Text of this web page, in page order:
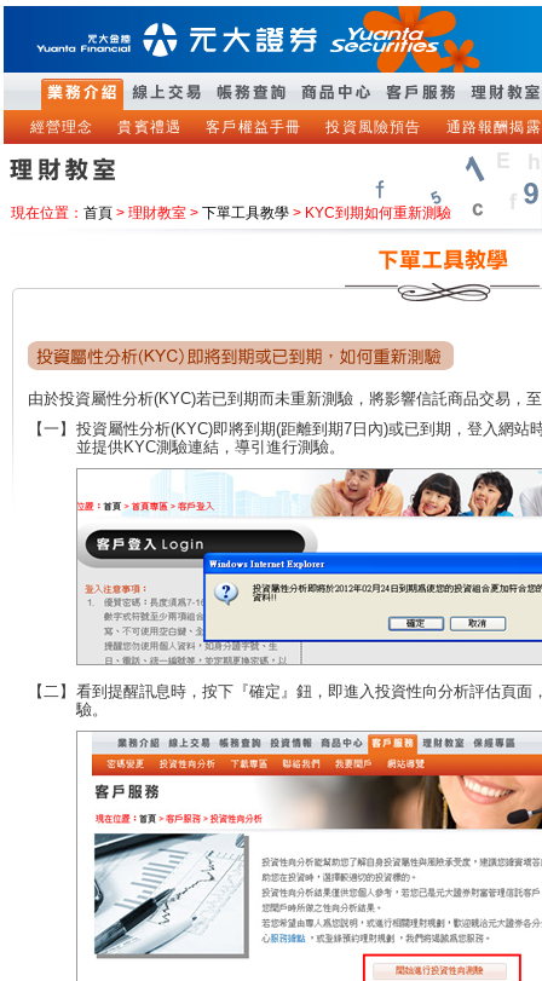
經營理念 貴賓禮遇 客戶權益手冊 投資風險預告 通路報酬揭露
現在位置： 首頁> 理財教室 > 下單工具教學> KYC到期如何重新測驗
由於投資屬性分析(KYC)若已到期而未重新測驗，將影響信託商品交易，
【一】 投資屬性分析(KYC)即將到期(距離到期7日內)或已到期，登入網站
並提供KYC測驗連結，導引進行測驗。
【二】 看到提醒訊息時，按下『確定』鈕，即進入投資性向分析評估頁
驗。